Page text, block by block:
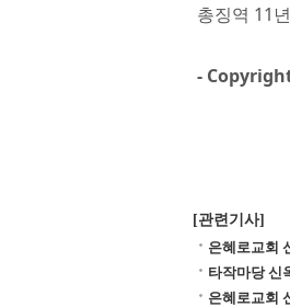
총징역 11
-
[관련기사]
은혜로교회
타작마당 신
은혜로교회